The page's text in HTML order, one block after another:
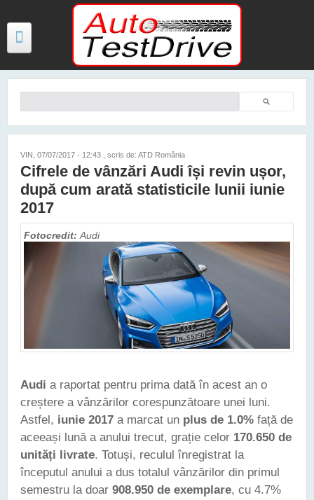
Mergi la conţinutul principal
TESTE
FOTO
VIDEO
PREȚURI MODELE NOI
MAȘINI ELECTRICE ȘI HIBRID
Căutare
VIN, 07/07/2017 - 12:43 , scris de: ATD România
Cifrele de vânzări Audi își revin ușor,
după cum arată statisticile lunii iunie
2017
Fotocredit: Audi
Audi a raportat pentru prima dată în acest an o
creștere a vânzărilor corespunzătoare unei luni.
Astfel, iunie 2017 a marcat un plus de 1.0% față de
aceeași lună a anului trecut, grație celor 170.650 de
unități livrate. Totuși, reculul înregistrat la
începutul anului a dus totalul vânzărilor din primul
semestru la doar 908.950 de exemplare, cu 4.7%